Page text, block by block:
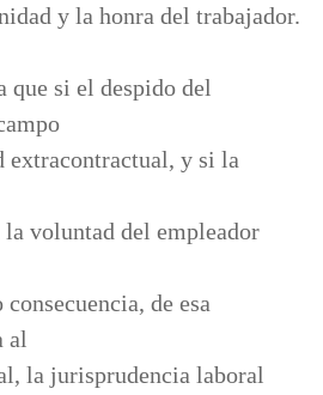
y la honra del trabajador.
que si el despido del
extracontractual, y si la
voluntad del empleador
de esa
al
la jurisprudencia laboral